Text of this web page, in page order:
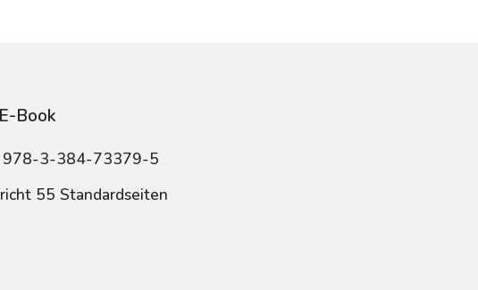
Book
978-3-384-73379-5
55 Standardseiten